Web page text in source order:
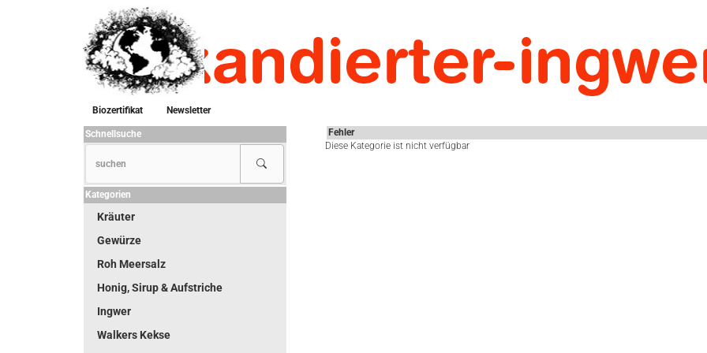
Biozertifikat
Newsletter
Fehler
Diese Kategorie ist nicht verfügbar
Schnellsuche
Kategorien
Kräuter
Gewürze
Roh Meersalz
Honig, Sirup & Aufstriche
Ingwer
Walkers Kekse